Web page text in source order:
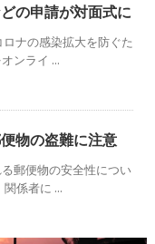
の申請が対面式に
ナの感染拡大を防ぐた
ンライ ...
物の盗難に注意
郵便物の安全性につい
係者に ...